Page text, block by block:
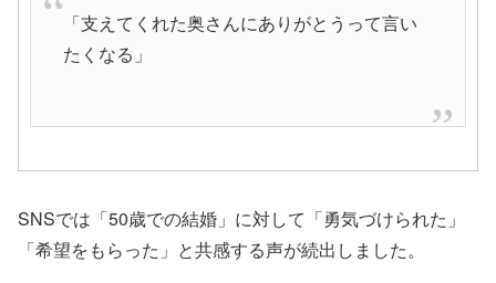
「支えてくれた奥さんにありがとうって言い
たくなる」
SNSでは「50歳での結婚」に対して「勇気づけられた」
「希望をもらった」と共感する声が続出しました。